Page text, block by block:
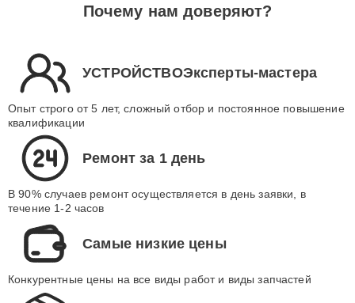
Почему нам доверяют?
УСТРОЙСТВОЭксперты-мастера
Опыт строго от 5 лет, сложный отбор и постоянное повышение
квалификации
Ремонт за 1 день
В 90% случаев ремонт осуществляется в день заявки, в
течение 1-2 часов
Самые низкие цены
Конкурентные цены на все виды работ и виды запчастей